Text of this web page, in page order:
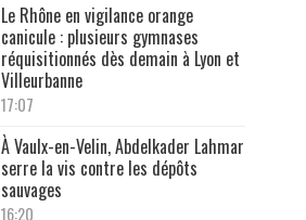
Le Rhône en vigilance orange
canicule : plusieurs gymnases
réquisitionnés dès demain à Lyon et
Villeurbanne
17:07
À Vaulx-en-Velin, Abdelkader Lahmar
serre la vis contre les dépôts
sauvages
16:20